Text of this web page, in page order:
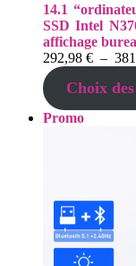
14.1
SSD Intel
affichage
292,98 € –
Choix
PromoProduit